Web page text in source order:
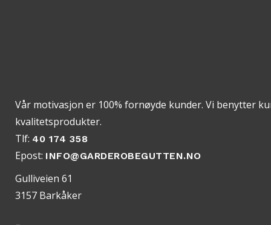
Vår motivasjon er 100% fornøyde kunder. Vi benytter
kvalitetsprodukter.
Tlf: 40 174 358
Epost: INFO@GARDEROBEGUTTEN.NO
Gulliveien 61
3157 Barkåker